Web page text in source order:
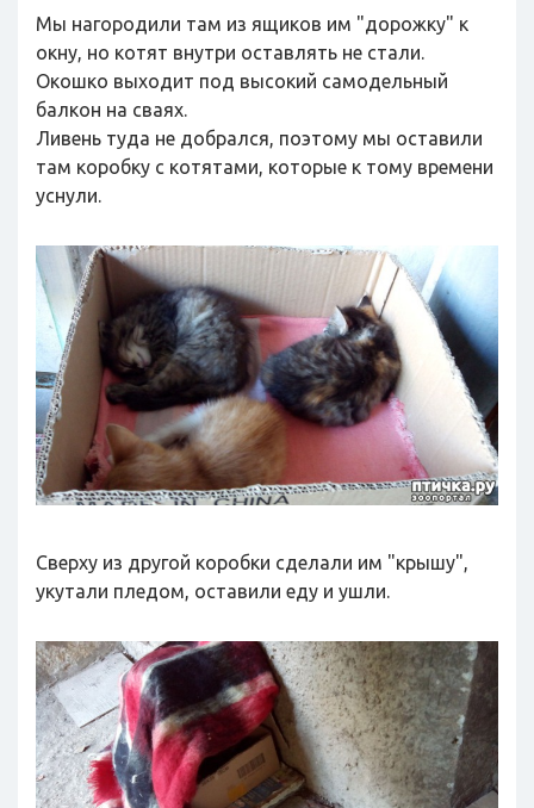
Мы нагородили там из ящиков им "дорожку" к
окну, но котят внутри оставлять не стали.
Окошко выходит под высокий самодельный
балкон на сваях.
Ливень туда не добрался, поэтому мы оставили
там коробку с котятами, которые к тому времени
уснули.
Сверху из другой коробки сделали им "крышу",
укутали пледом, оставили еду и ушли.